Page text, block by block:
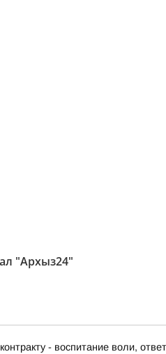
"Архыз24"
- воспитание воли,